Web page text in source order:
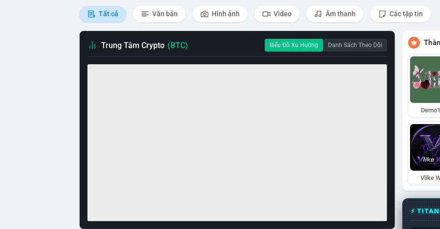
Tất cả Văn bản Hình ảnh Video Âm thanh Các tập tin
Trung Tâm Crypto (BTC) Biểu Đồ Xu Hướng Danh Sách Theo Dõi
Vlike
⚡